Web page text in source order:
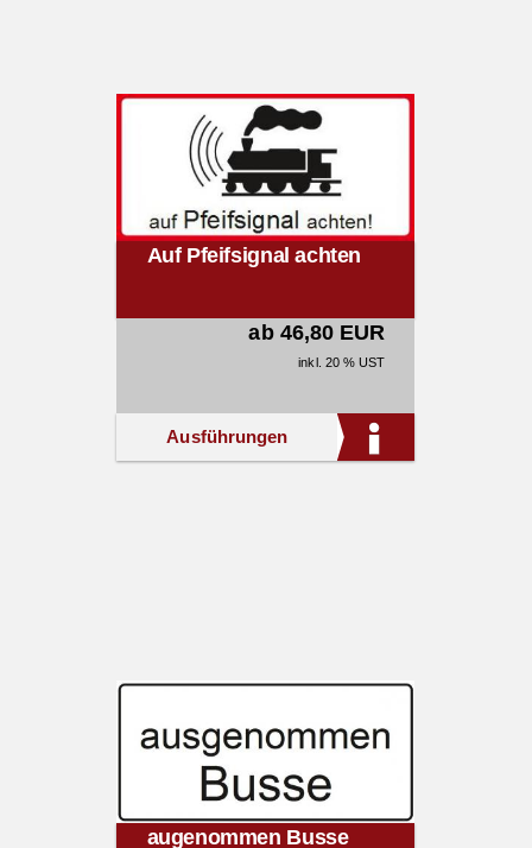
Auf Pfeifsignal achten
ab 46,80 EUR
inkl. 20 % UST
Ausführungen
augenommen Busse